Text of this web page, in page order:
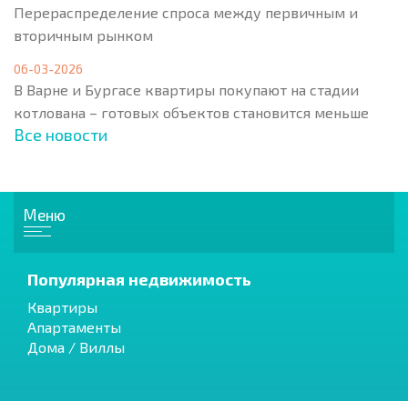
Перераспределение спроса между первичным и
вторичным рынком
06-03-2026
В Варне и Бургасе квартиры покупают на стадии
котлована – готовых объектов становится меньше
Все новости
Меню
Популярная недвижимость
Квартиры
Апартаменты
Дома / Виллы